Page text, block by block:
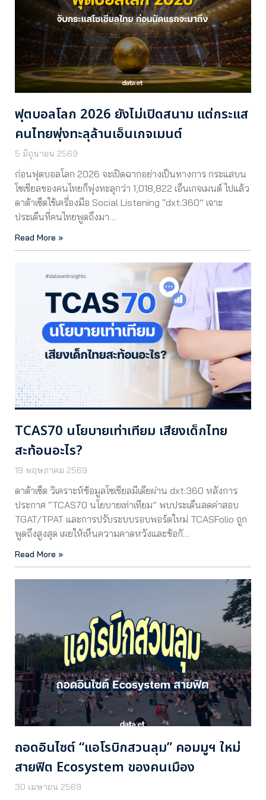
ฟุตบอลโลก 2026 ยังไม่เปิดสนาม แต่กระแส
คนไทยพุ่งทะลุล้านเอ็นเกจเมนต์
5 มิถุนายน 2569
ก่อนฟุตบอลโลก 2026 จะเปิดฉากอย่างเป็นทางการ กระแสบน
โซเชียลของคนไทยก็พุ่งทะลุกว่า 1,018,822 เอ็นเกจเมนต์ ไปแล้ว
ดาต้าเซ็ตใช้เครื่องมือ Social Listening “dxt:360” เจาะ
ประเด็นที่คนไทยพูดถึงมา…
Read More »
TCAS70 นโยบายเท่าเทียม เสียงเด็กไทย
สะท้อนอะไร?
19 พฤษภาคม 2569
ดาต้าเซ็ต วิเคราะห์ข้อมูลโซเชียลมีเดียผ่าน dxt:360 หลังการ
ประกาศ “TCAS70 นโยบายเท่าเทียม” พบประเด็นลดค่าสอบ
TGAT/TPAT และการปรับระบบรอบพอร์ตใหม่ TCASFolio ถูก
พูดถึงสูงสุด เผยให้เห็นความคาดหวังและข้อกั…
Read More »
ถอดอินไซต์ “แอโรบิกสวนลุม” คอมมูฯ ใหม่
สายฟิต Ecosystem ของคนเมือง
30 เมษายน 2569